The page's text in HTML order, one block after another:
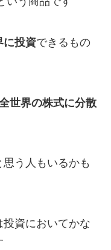
に投資できるもの
世界の株式に分散
思う人もいるかも
資においてかな